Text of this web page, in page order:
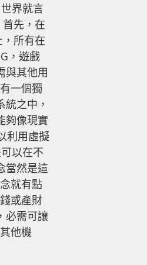
界就言
先，在
所有在
，遊戲
與其他用
一個獨
之中，
夠像現實
利用虛擬
以在不
當然是這
就有點
或產財
必需可讓
他機